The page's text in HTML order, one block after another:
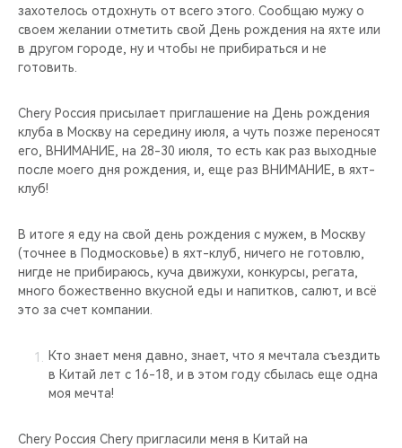
захотелось отдохнуть от всего этого. Сообщаю мужу о
своем желании отметить свой День рождения на яхте или
в другом городе, ну и чтобы не прибираться и не
готовить.
Chery Россия присылает приглашение на День рождения
клуба в Москву на середину июля, а чуть позже переносят
его, ВНИМАНИЕ, на 28-30 июля, то есть как раз выходные
после моего дня рождения, и, еще раз ВНИМАНИЕ, в яхт-
клуб!
В итоге я еду на свой день рождения с мужем, в Москву
(точнее в Подмосковье) в яхт-клуб, ничего не готовлю,
нигде не прибираюсь, куча движухи, конкурсы, регата,
много божественно вкусной еды и напитков, салют, и всё
это за счет компании.
Кто знает меня давно, знает, что я мечтала съездить
в Китай лет с 16-18, и в этом году сбылась еще одна
моя мечта!
Chery Россия Chery пригласили меня в Китай на